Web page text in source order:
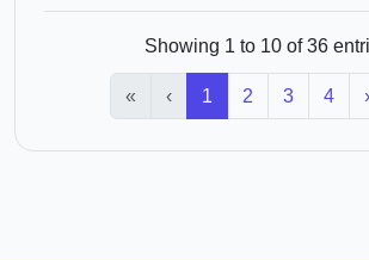
Showing 1 to 10 of 36
« ‹ 1 2 3 4 ›